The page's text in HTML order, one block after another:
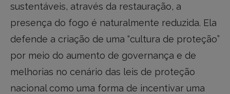
sustentáveis, através da restauração, a
presença do fogo é naturalmente reduzida. Ela
defende a criação de uma “cultura de proteção”
por meio do aumento de governança e de
melhorias no cenário das leis de proteção
nacional como uma forma de incentivar uma